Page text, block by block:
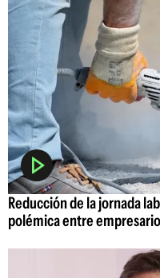
Reducción de la jornada
polémica entre